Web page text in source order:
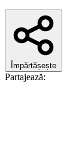
Împărtășește
Partajează: